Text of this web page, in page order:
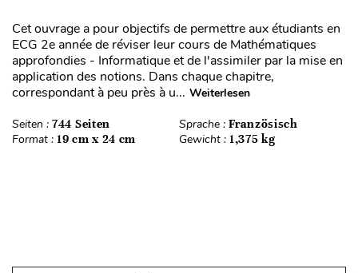
Cet ouvrage a pour objectifs de permettre aux étudiants en
ECG 2e année de réviser leur cours de Mathématiques
approfondies - Informatique et de l'assimiler par la mise en
application des notions. Dans chaque chapitre,
correspondant à peu près à u... Weiterlesen
Seiten : 744 Seiten Sprache : Französisch
Format : 19 cm x 24 cm Gewicht : 1,375 kg